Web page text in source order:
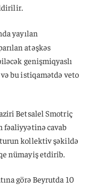
yayılan
atəşkəs
genişmiqyaslı
və bu istiqamətdə veto
Betsalel Smotriç
fəaliyyətinə cavab
kollektiv şəkildə
nümayiş etdirib.
görə Beyrutda 10